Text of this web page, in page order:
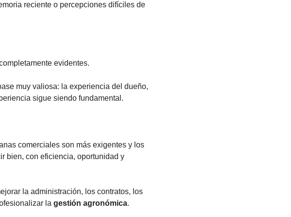
reciente o percepciones difíciles de
evidentes.
muy valiosa: la experiencia del dueño,
sigue siendo fundamental.
comerciales son más exigentes y los
bien, con eficiencia, oportunidad y
la administración, los contratos, los
la gestión agronómica.